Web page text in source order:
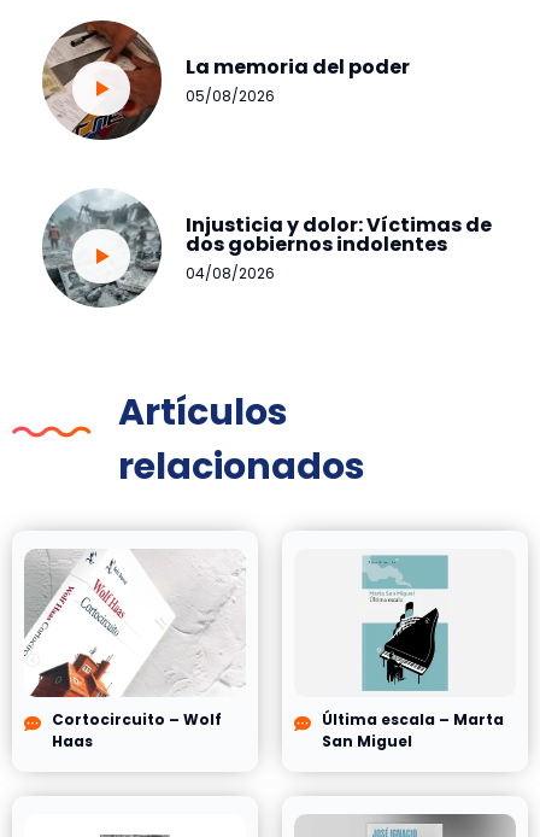
La memoria del poder
05/08/2026
Injusticia y dolor: Víctimas de
dos gobiernos indolentes
04/08/2026
Artículos
relacionados
Cortocircuito – Wolf
Haas
Última escala – Marta
San Miguel